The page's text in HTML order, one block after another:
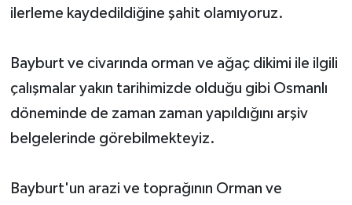
ilerleme kaydedildiğine şahit olamıyoruz.
Bayburt ve civarında orman ve ağaç dikimi ile ilgili
çalışmalar yakın tarihimizde olduğu gibi Osmanlı
döneminde de zaman zaman yapıldığını arşiv
belgelerinde görebilmekteyiz.
Bayburt'un arazi ve toprağının Orman ve